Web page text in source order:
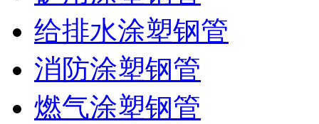
给排水涂塑钢管
消防涂塑钢管
燃气涂塑钢管